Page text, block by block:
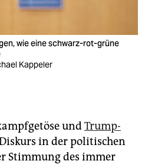
wie eine schwarz-rot-grüne
Kappeler
undTrump-
in der politischen
Stimmung des immer